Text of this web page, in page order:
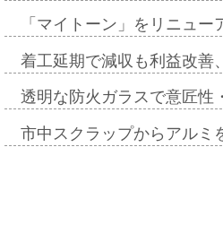
「マイトーン」をリニュ
着工延期で減収も利益改
透明な防火ガラスで意匠
市中スクラップからアル